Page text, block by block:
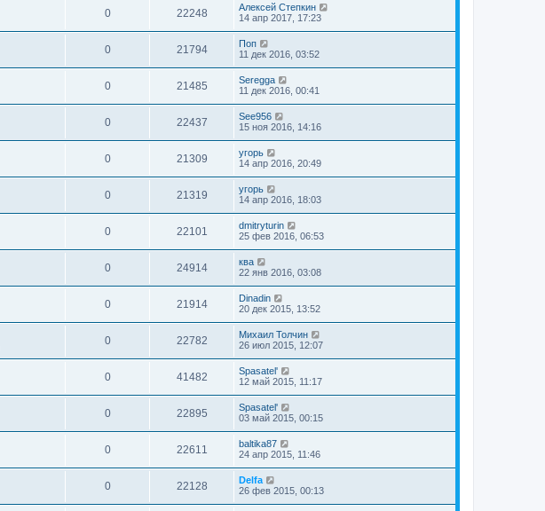
0 22248
Алексей Степкин
14 апр 2017, 17:23
0 21794
Поп
11 дек 2016, 03:52
0 21485
Seregga
11 дек 2016, 00:41
0 22437
See956
15 ноя 2016, 14:16
0 21309
угорь
14 апр 2016, 20:49
0 21319
угорь
14 апр 2016, 18:03
0 22101
dmitryturin
25 фев 2016, 06:53
0 24914
ква
22 янв 2016, 03:08
0 21914
Dinadin
20 дек 2015, 13:52
0 22782
Михаил Толчин
26 июл 2015, 12:07
0 41482
Spasatel'
12 май 2015, 11:17
0 22895
Spasatel'
03 май 2015, 00:15
0 22611
baltika87
24 апр 2015, 11:46
0 22128
Delfa
26 фев 2015, 00:13